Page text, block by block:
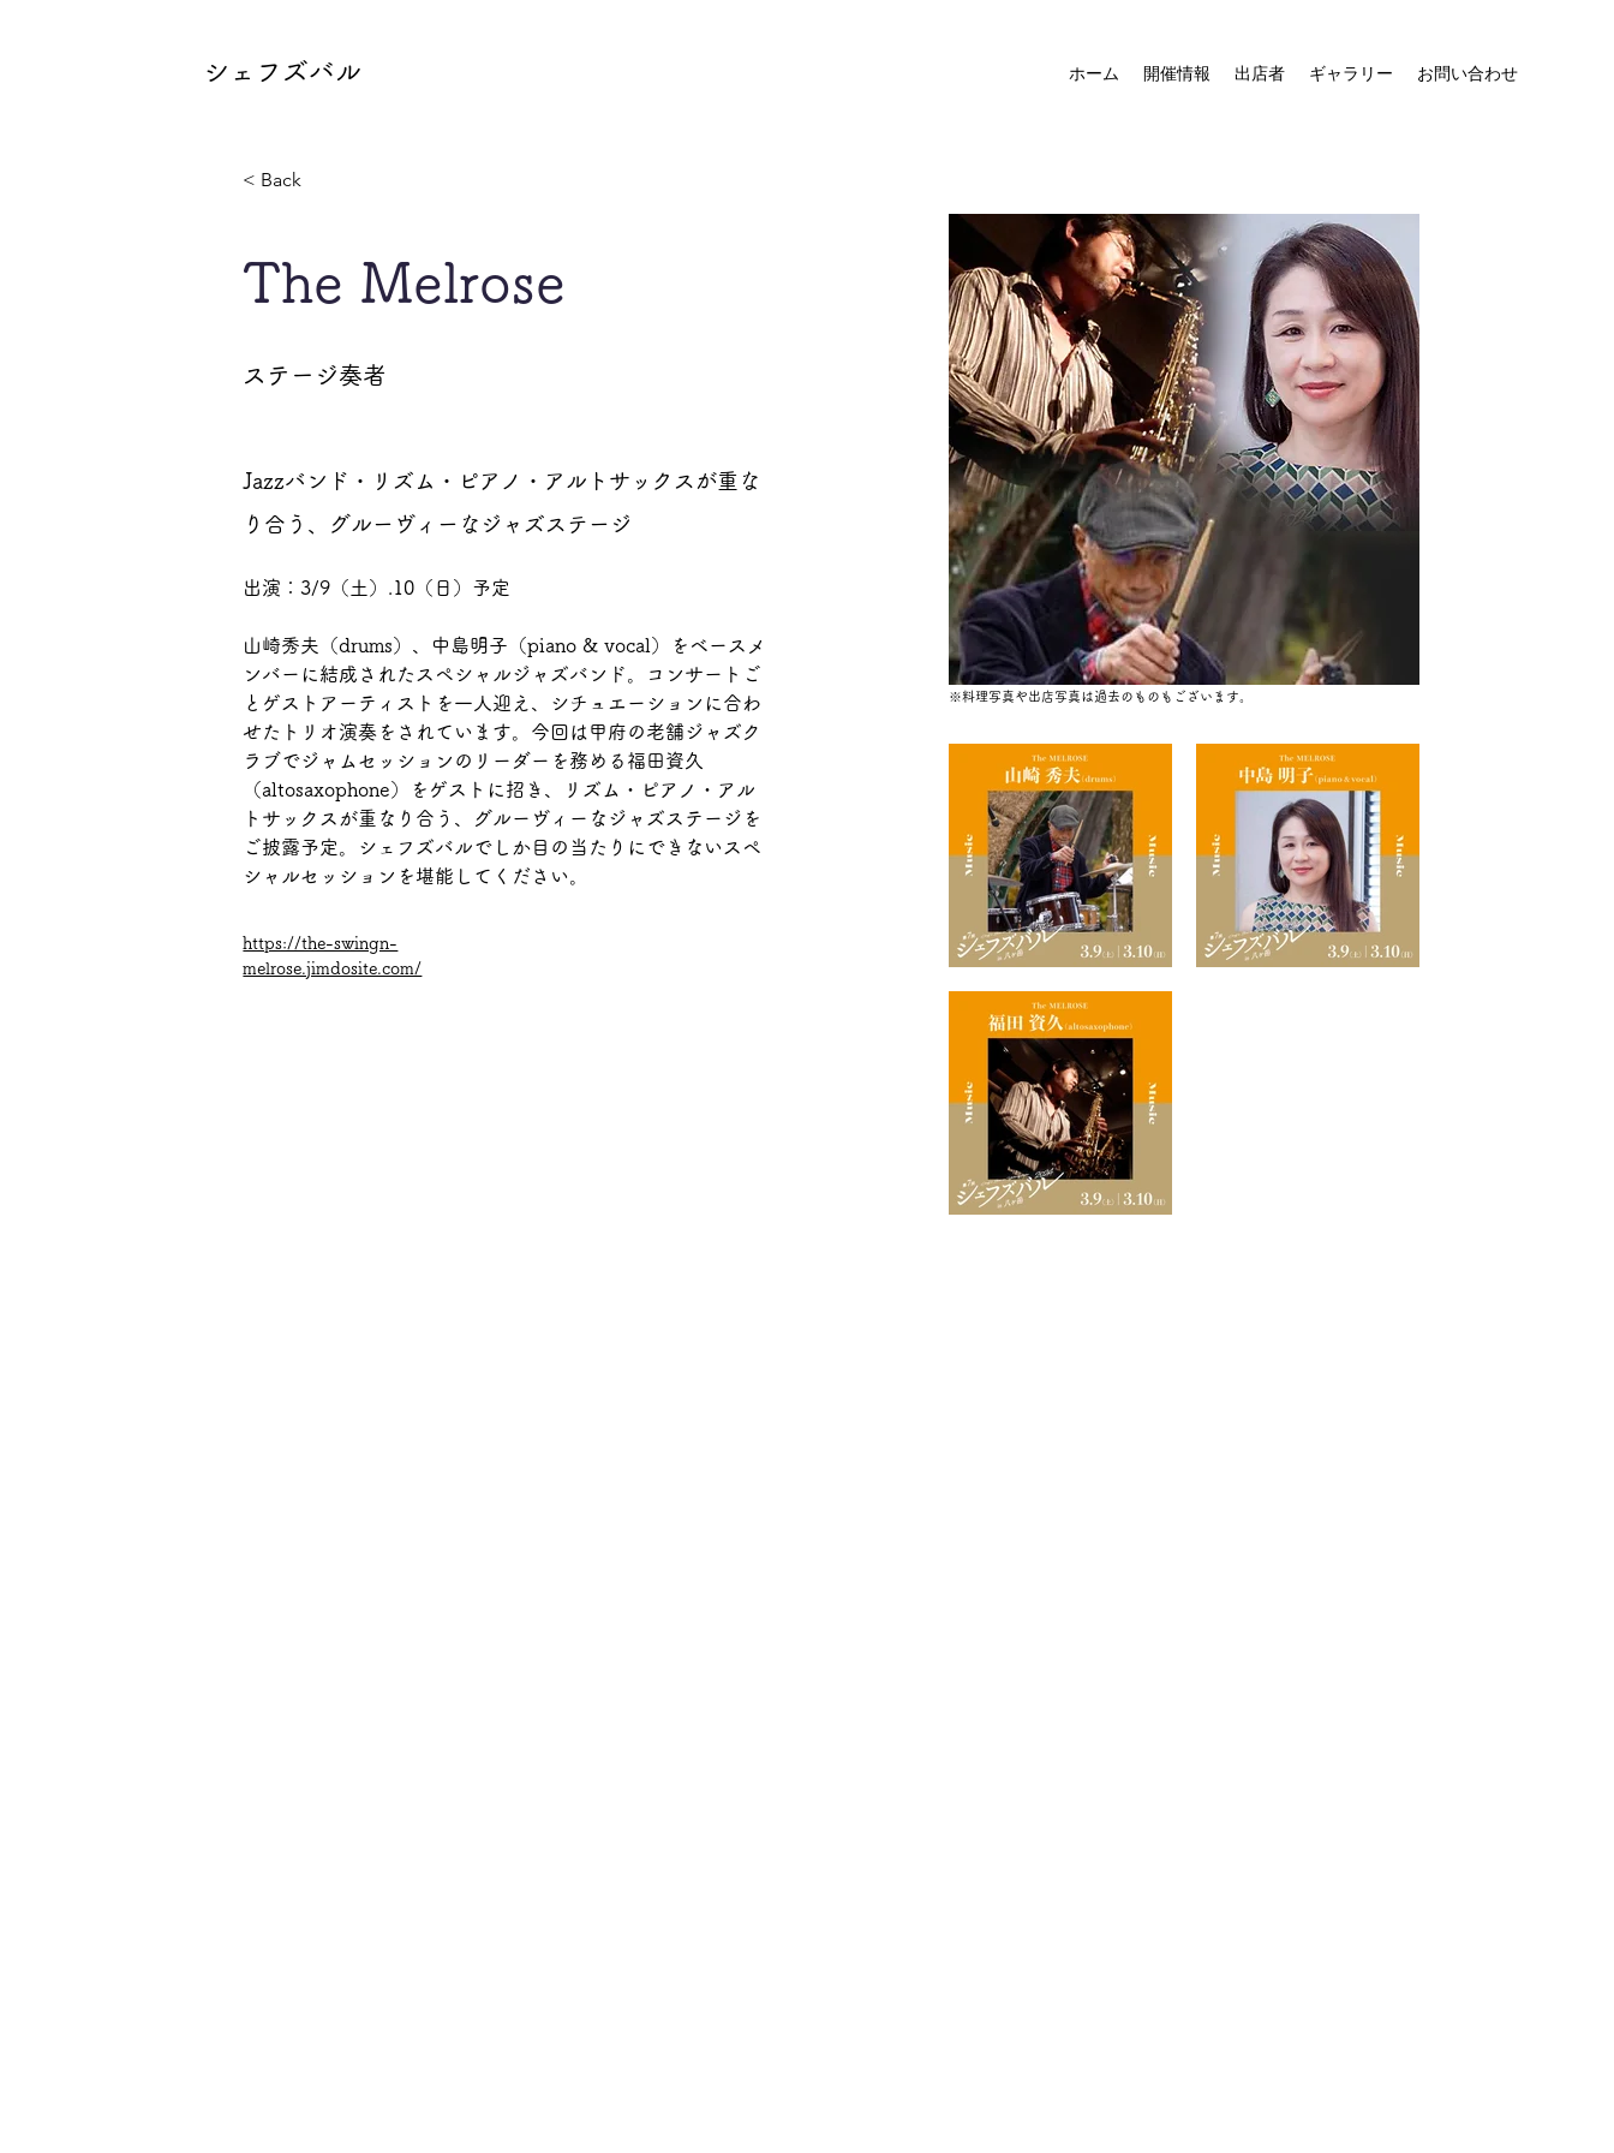
シェフズバル ホーム 開催情報 出店者 ギャラリー お問い合わせ
< Back
The Melrose
ステージ奏者
Jazzバンド・リズム・ピアノ・アルトサックスが重な
り合う、グルーヴィーなジャズステージ
出演：3/9（土）.10（日）予定
山崎秀夫（drums）、中島明子（piano & vocal）をベースメ
ンバーに結成されたスペシャルジャズバンド。コンサートご
とゲストアーティストを一人迎え、シチュエーションに合わ
せたトリオ演奏をされています。今回は甲府の老舗ジャズク
ラブでジャムセッションのリーダーを務める福田資久
（altosaxophone）をゲストに招き、リズム・ピアノ・アル
トサックスが重なり合う、グルーヴィーなジャズステージを
ご披露予定。シェフズバルでしか目の当たりにできないスペ
シャルセッションを堪能してください。
https://the-swingn-
melrose.jimdosite.com/
​※料理写真や出店写真は過去のものもございます。